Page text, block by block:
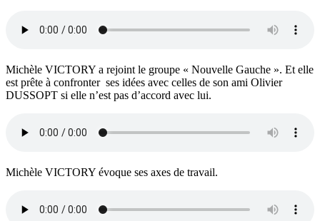
Michèle VICTORY a rejoint le groupe « Nouvelle Gauche ». Et elle
est prête à confronter ses idées avec celles de son ami Olivier
DUSSOPT si elle n’est pas d’accord avec lui.
Michèle VICTORY évoque ses axes de travail.